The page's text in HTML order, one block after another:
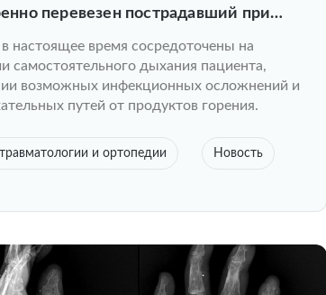
перевезен пострадавший при
настоящее время сосредоточены на
самостоятельного дыхания пациента,
возможных инфекционных осложнений и
путей от продуктов горения.
и ортопедии Новость